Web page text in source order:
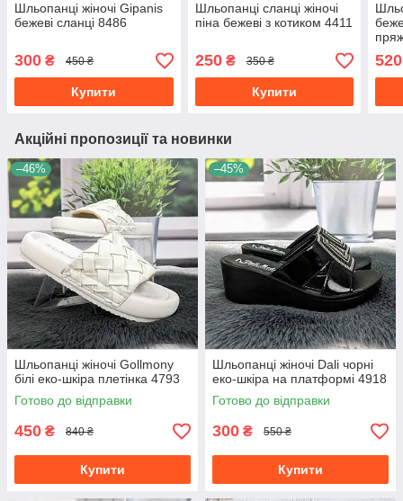
Шльопанці жіночі Gipanis
бежеві сланці 8486
300 ₴ 450 ₴
Купити
Шльопанці сланці жіночі
піна бежеві з котиком 4411
250₴ 350 ₴
Купити
520
Акційні пропозиції та новинки
–46%
Шльопанці жіночі Gollmony
білі еко-шкіра плетінка 4793
Готово до відправки
450 ₴ 840 ₴
Купити
–45%
Шльопанці жіночі Dali чорні
еко-шкіра на платформі 4918
Готово до відправки
300 ₴ 550 ₴
Купити